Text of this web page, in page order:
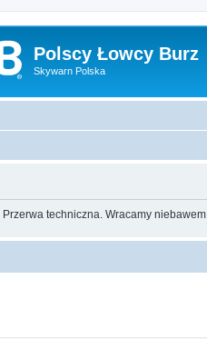
Polscy Łowcy Burz
Skywarn Polska
Przerwa techniczna. Wracamy niebawem